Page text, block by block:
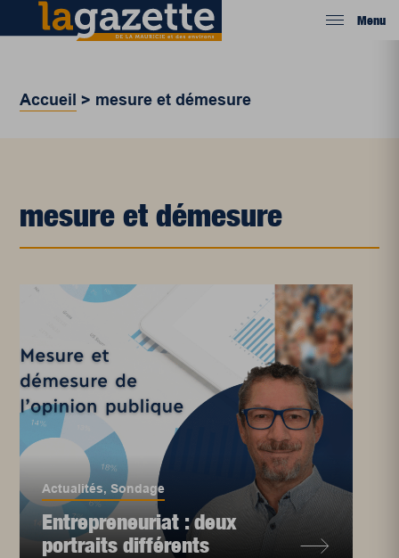
Menu
Accueil > mesure et démesure
mesure et démesure
Actualités,Sondage
Entrepreneuriat : deux
portraits différents